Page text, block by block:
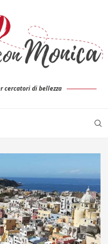
cercatori di bellezza